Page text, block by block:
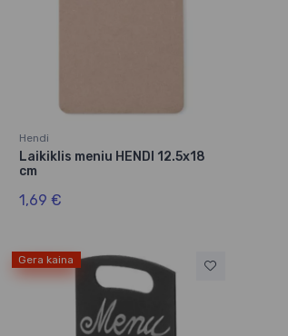
Hendi
Laikiklis meniu HENDI 12.5x18
cm
1,69 €
Gera kaina